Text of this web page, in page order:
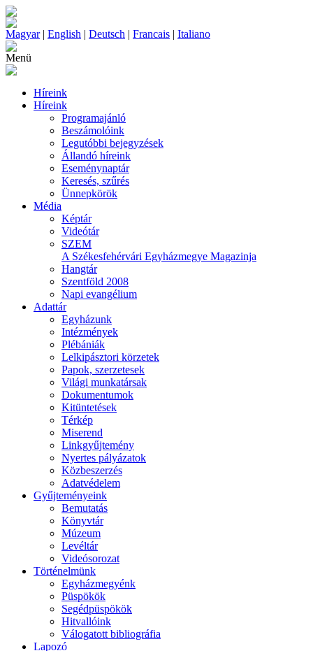
Magyar| English | Deutsch | Francais | Italiano
Menü
Híreink
Híreink
Programajánló
Beszámolóink
Legutóbbi bejegyzések
Állandó híreink
Eseménynaptár
Keresés, szűrés
Ünnepkörök
Média
Képtár
Videótár
SZEM
A Székesfehérvári Egyházmegye Magazinja
Hangtár
Szentföld 2008
Napi evangélium
Adattár
Egyházunk
Intézmények
Plébániák
Lelkipásztori körzetek
Papok, szerzetesek
Világi munkatársak
Dokumentumok
Kitüntetések
Térkép
Miserend
Linkgyűjtemény
Nyertes pályázatok
Közbeszerzés
Adatvédelem
Gyűjteményeink
Bemutatás
Könyvtár
Múzeum
Levéltár
Videósorozat
Történelmünk
Egyházmegyénk
Püspökök
Segédpüspökök
Hitvallóink
Válogatott bibliográfia
Lapozó